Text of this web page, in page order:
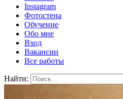
Instagram
Фотостена
Обучение
Обо мне
Вход
Вакансии
Все работы
Найти: